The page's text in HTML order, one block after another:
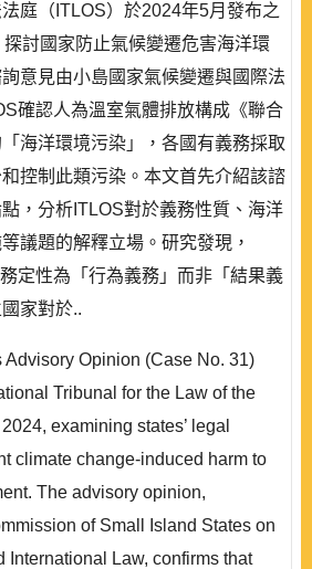
庭（ITLOS）於2024年5月發布之
討國家防止氣候變遷危害海洋環
意見由小島國家氣候變遷與國際法
確認人為溫室氣體排放構成《聯合
海洋環境污染」，各國有義務採取
控制此類污染。本文首先介紹該諮
，分析ITLOS對於義務性質、海洋
議題的解釋立場。研究發現，
定性為「行為義務」而非「結果義
家對於..
Opinion (Case No. 31)
Tribunal for the Law of the
examining states’ legal
climate change-induced harm to
The advisory opinion,
of Small Island States on
International Law, confirms that